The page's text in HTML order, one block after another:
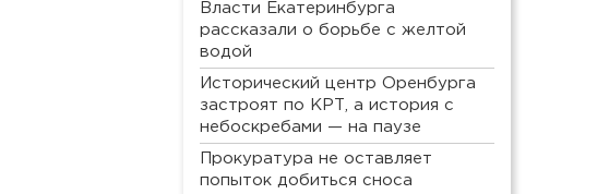
Власти Екатеринбурга
рассказали о борьбе с желтой
водой
Исторический центр Оренбурга
застроят по КРТ, а история с
небоскребами — на паузе
Прокуратура не оставляет
попыток добиться сноса